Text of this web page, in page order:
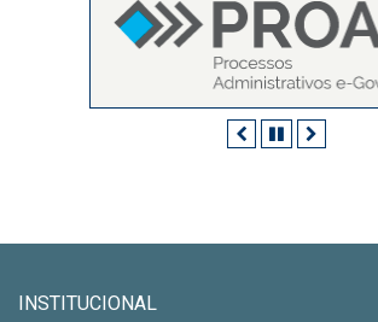
AnteriorPausar
INSTITUCIONAL